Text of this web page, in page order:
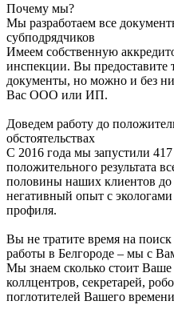
Почему мы?
Мы разработаем все
субподрядчиков
Имеем собственную
инспекции. Вы предоставите
документы, но можно и без
Вас ООО или ИП.
Доведем работу до
обстоятельствах
С 2016 года мы запустили
положительного результата
половины наших клиентов
негативный опыт с
профиля.
Вы не тратите время на
работы в Белгороде – мы с
Мы знаем сколько стоит
коллцентров, секретарей,
поглотителей Вашего